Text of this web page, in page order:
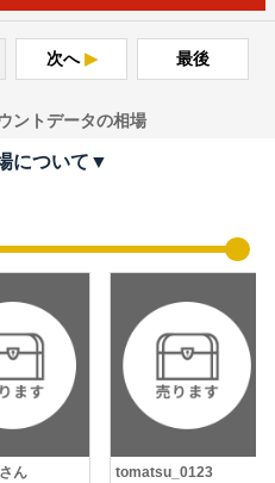
次へ 最後
ントデータの相場
について▼
ん tomatsu_0123